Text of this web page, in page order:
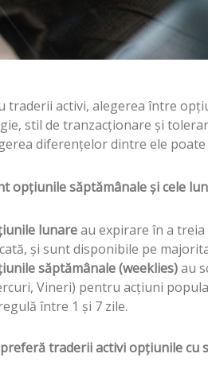
traderii activi, alegerea între
stil de tranzacționare și
diferențelor dintre ele
opțiunile săptămânale și cele
lunareau expirare în a treia
și sunt disponibile pe
săptămânale (weeklies)au
Vineri) pentru acțiuni
între 1 și 7 zile.
traderii activi opțiunile cu